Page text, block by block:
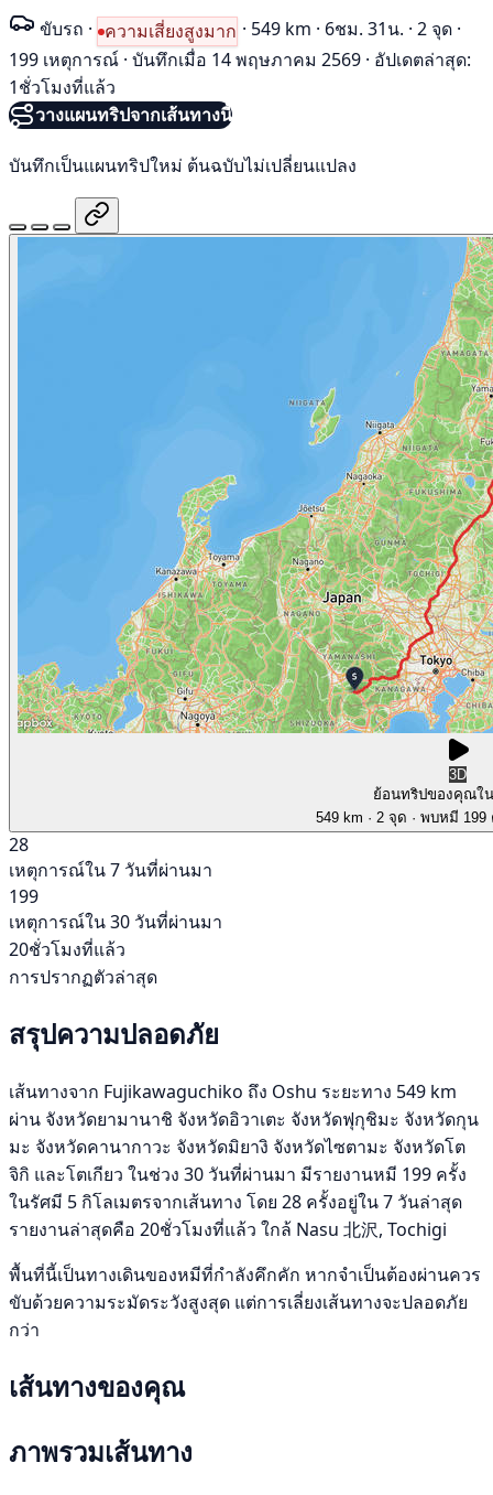
ขับรถ · ความเสี่ยงสูงมาก · 549 km · 6ชม. 31น. · 2 จุด ·
199 เหตุการณ์ · บันทึกเมื่อ 14 พฤษภาคม 2569 · อัปเดตล่าสุด:
1ชั่วโมงที่แล้ว
วางแผนทริปจากเส้นทางนี้
บันทึกเป็นแผนทริปใหม่ ต้นฉบับไม่เปลี่ยนแปลง
3D
ย้อนทริปของคุณใ
549 km · 2 จุด · พบหมี
28
เหตุการณ์ใน 7 วันที่ผ่านมา
199
เหตุการณ์ใน 30 วันที่ผ่านมา
20ชั่วโมงที่แล้ว
การปรากฏตัวล่าสุด
สรุปความปลอดภัย
เส้นทางจาก Fujikawaguchiko ถึง Oshu ระยะทาง 549 km
ผ่าน จังหวัดยามานาชิ จังหวัดอิวาเตะ จังหวัดฟุกุชิมะ จังหวัดกุน
มะ จังหวัดคานากาวะ จังหวัดมิยางิ จังหวัดไซตามะ จังหวัดโต
จิกิ และโตเกียว ในช่วง 30 วันที่ผ่านมา มีรายงานหมี 199 ครั้ง
ในรัศมี 5 กิโลเมตรจากเส้นทาง โดย 28 ครั้งอยู่ใน 7 วันล่าสุด
รายงานล่าสุดคือ 20ชั่วโมงที่แล้ว ใกล้ Nasu 北沢, Tochigi
พื้นที่นี้เป็นทางเดินของหมีที่กำลังคึกคัก หากจำเป็นต้องผ่านควร
ขับด้วยความระมัดระวังสูงสุด แต่การเลี่ยงเส้นทางจะปลอดภัย
กว่า
เส้นทางของคุณ
ภาพรวมเส้นทาง